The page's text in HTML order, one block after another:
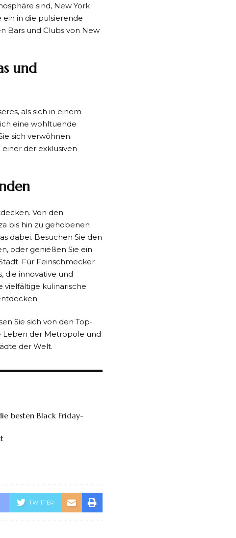
sind, New York
in die pulsierende
Bars und Clubs von New
und
als sich in einem
eine wohltuende
sich verwöhnen.
der exklusiven
Von den
bis hin zu gehobenen
dabei. Besuchen Sie den
oder genießen Sie ein
Für Feinschmecker
die innovative und
vielfältige kulinarische
Sie sich von den Top-
Leben der Metropole und
der Welt.
besten Black Friday-
TWITTER